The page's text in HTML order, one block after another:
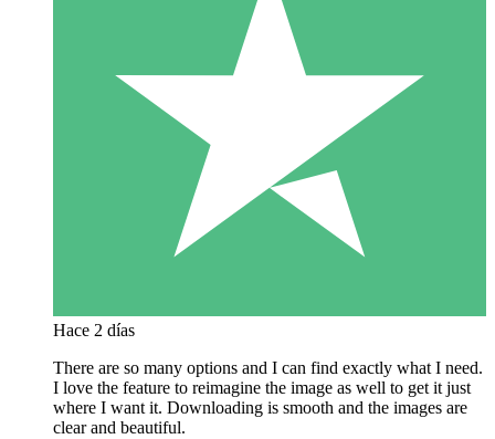
Hace 2 días
There are so many options and I can find exactly what I need.
I love the feature to reimagine the image as well to get it just
where I want it. Downloading is smooth and the images are
clear and beautiful.